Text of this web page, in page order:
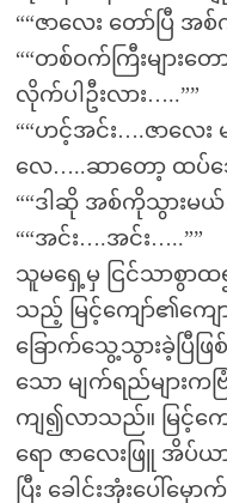
““ဇာလေး တော်ပြီ အစ်
““တစ်ဝက်ကြီးများ
လိုက်ပါဦးလား…..””
““ဟင့်အင်း….ဇာလေ
လေ…..ဆာတော့ ထပ်သ
““ဒါဆို အစ်ကိုသွားမယ်
““အင်း….အင်း…..””
သူမရှေ့မှ ငြင်သာစွာထ
သည့် မြင့်ကျော်၏ကျေ
ခြောက်သွေ့သွားခဲ့ပြီဖြစ်
သော မျက်ရည်များကဗ
ကျ၍လာသည်။ မြင့်က
ရော ဇာလေးဖြူ အိပ်ယ
ပြီး ခေါင်းအုံးပေါ်မှ